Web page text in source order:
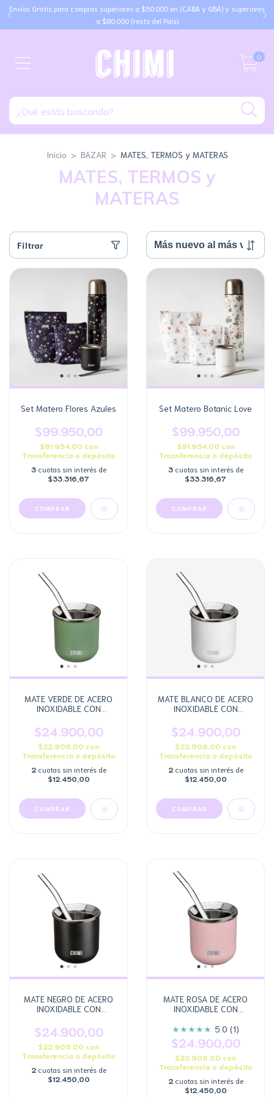
Envíos Gratis para compras superiores a $50.000 en (CABA y GBA) y superiores
a $80.000 (resto del País)
0
Inicio > BAZAR > MATES, TERMOS y MATERAS
MATES, TERMOS y
MATERAS
Filtrar
Set Matero Flores Azules
$99.950,00
$91.954,00 con
Transferencia o depósito
3 cuotas sin interés de
$33.316,67
Set Matero Botanic Love
$99.950,00
$91.954,00 con
Transferencia o depósito
3 cuotas sin interés de
$33.316,67
MATE VERDE DE ACERO
INOXIDABLE CON
$24.900,00
$22.908,00 con
Transferencia o depósito
2 cuotas sin interés de
$12.450,00
MATE BLANCO DE ACERO
INOXIDABLE CON
$24.900,00
$22.908,00 con
Transferencia o depósito
2 cuotas sin interés de
$12.450,00
MATE NEGRO DE ACERO
INOXIDABLE CON
$24.900,00
$22.908,00 con
Transferencia o depósito
2 cuotas sin interés de
$12.450,00
MATE ROSA DE ACERO
INOXIDABLE CON
★★★★★ 5.0 (1)
$24.900,00
$22.908,00 con
Transferencia o depósito
2 cuotas sin interés de
$12.450,00